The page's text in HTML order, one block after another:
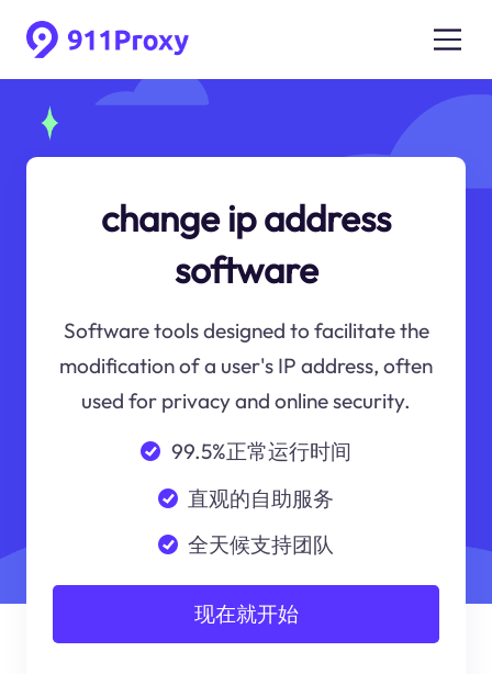
change ip address
software
Software tools designed to facilitate the
modification of a user's IP address, often
used for privacy and online security.
99.5%正常运行时间
直观的自助服务
全天候支持团队
现在就开始